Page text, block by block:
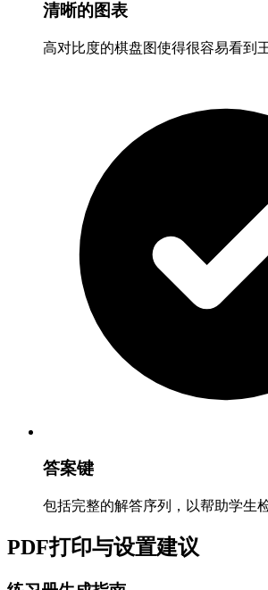
清晰的图表
高对比度的棋盘图使得很容易看到
答案键
包括完整的解答序列，以帮助学生
PDF打印与设置建议